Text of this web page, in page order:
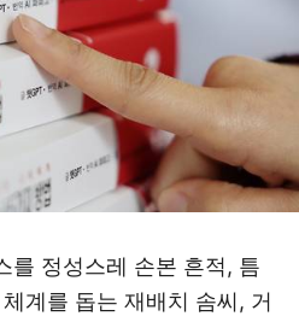
를 정성스레 손본 흔적, 틈
계를 돕는 재배치 솜씨, 거